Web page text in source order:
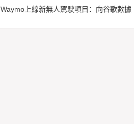
Waymo上線新無人駕駛項目：向谷歌數據